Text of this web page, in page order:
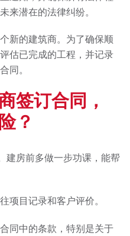
来潜在的法律纠纷。
新的建筑商。为了确保顺
估已完成的工程，并记录
同。
签订合同，
？
建房前多做一步功课，能帮
项目记录和客户评价。
同中的条款，特别是关于